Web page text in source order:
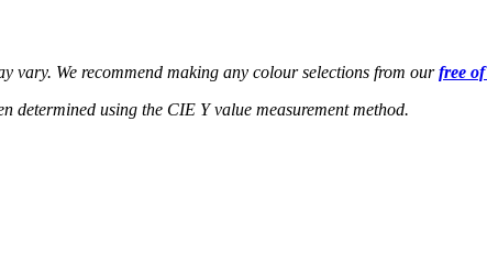
vary. We recommend making any colour selections from ourfree of
determined using the CIE Y value measurement method.